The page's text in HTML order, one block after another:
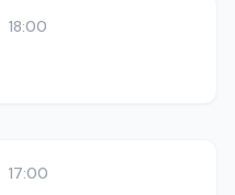
18:00
17:00